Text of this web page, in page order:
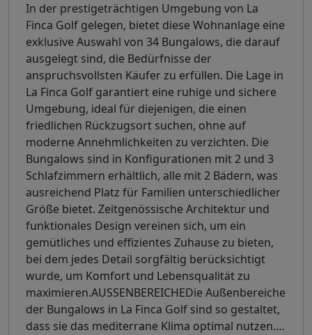
In der prestigeträchtigen Umgebung von La
Finca Golf gelegen, bietet diese Wohnanlage eine
exklusive Auswahl von 34 Bungalows, die darauf
ausgelegt sind, die Bedürfnisse der
anspruchsvollsten Käufer zu erfüllen. Die Lage in
La Finca Golf garantiert eine ruhige und sichere
Umgebung, ideal für diejenigen, die einen
friedlichen Rückzugsort suchen, ohne auf
moderne Annehmlichkeiten zu verzichten. Die
Bungalows sind in Konfigurationen mit 2 und 3
Schlafzimmern erhältlich, alle mit 2 Bädern, was
ausreichend Platz für Familien unterschiedlicher
Größe bietet. Zeitgenössische Architektur und
funktionales Design vereinen sich, um ein
gemütliches und effizientes Zuhause zu bieten,
bei dem jedes Detail sorgfältig berücksichtigt
wurde, um Komfort und Lebensqualität zu
maximieren.AUSSENBEREICHEDie Außenbereiche
der Bungalows in La Finca Golf sind so gestaltet,
dass sie das mediterrane Klima optimal nutzen.…